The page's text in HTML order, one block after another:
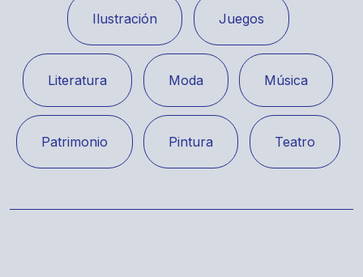
Ilustración Juegos
Literatura Moda Música
Patrimonio Pintura Teatro